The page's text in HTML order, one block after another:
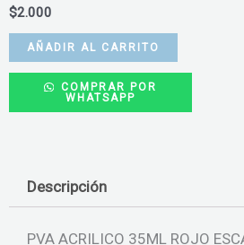
$2.000
AÑADIR AL CARRITO
COMPRAR POR
WHATSAPP
Descripción
PVA ACRILICO 35ML ROJO